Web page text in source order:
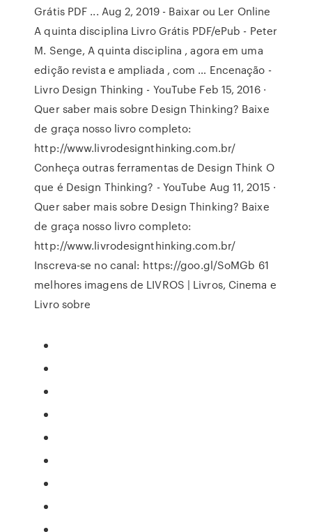
Grátis PDF ... Aug 2, 2019 - Baixar ou Ler Online
A quinta disciplina Livro Grátis PDF/ePub - Peter
M. Senge, A quinta disciplina , agora em uma
edição revista e ampliada , com … Encenação -
Livro Design Thinking - YouTube Feb 15, 2016 ·
Quer saber mais sobre Design Thinking? Baixe
de graça nosso livro completo:
http://www.livrodesignthinking.com.br/
Conheça outras ferramentas de Design Think O
que é Design Thinking? - YouTube Aug 11, 2015 ·
Quer saber mais sobre Design Thinking? Baixe
de graça nosso livro completo:
http://www.livrodesignthinking.com.br/
Inscreva-se no canal: https://goo.gl/SoMGb 61
melhores imagens de LIVROS | Livros, Cinema e
Livro sobre